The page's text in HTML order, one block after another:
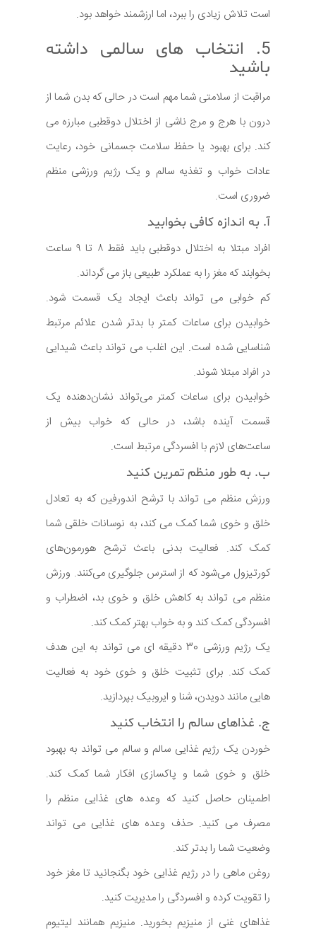
است تلاش زیادی را ببرد، اما ارزشمند خواهد بود.
5. انتخاب های سالمی داشته
باشید
مراقبت از سلامتی شما مهم است در حالی که بدن شما از
درون با هرج و مرج ناشی از اختلال دوقطبی مبارزه می
کند. برای بهبود یا حفظ سلامت جسمانی خود، رعایت
عادات خواب و تغذیه سالم و یک رژیم ورزشی منظم
ضروری است.
آ. به اندازه کافی بخوابید
افراد مبتلا به اختلال دوقطبی باید فقط ۸ تا ۹ ساعت
بخوابند که مغز را به عملکرد طبیعی باز می ‌گرداند.
کم خوابی می تواند باعث ایجاد یک قسمت شود.
خوابیدن برای ساعات کمتر با بدتر شدن علائم مرتبط
شناسایی شده است. این اغلب می تواند باعث شیدایی
در افراد مبتلا شوند.
خوابیدن برای ساعات کمتر می‌تواند نشان‌دهنده یک
قسمت آینده باشد، در حالی که خواب بیش از
ساعت‌های لازم با افسردگی مرتبط است.
ب. به طور منظم تمرین کنید
ورزش منظم می تواند با ترشح اندورفین که به تعادل
خلق و خوی شما کمک می کند، به نوسانات خلقی شما
کمک کند. فعالیت بدنی باعث ترشح هورمون‌های
کورتیزول می‌شود که از استرس جلوگیری می‌کنند. ورزش
منظم می تواند به کاهش خلق و خوی بد، اضطراب و
افسردگی کمک کند و به خواب بهتر کمک کند.
یک رژیم ورزشی 30 دقیقه ای می تواند به این هدف
کمک کند. برای تثبیت خلق و خوی خود به فعالیت
هایی مانند دویدن، شنا و ایروبیک بپردازید.
ج. غذاهای سالم را انتخاب کنید
خوردن یک رژیم غذایی سالم و سالم می تواند به بهبود
خلق و خوی شما و پاکسازی افکار شما کمک کند.
اطمینان حاصل کنید که وعده های غذایی منظم را
مصرف می کنید. حذف وعده های غذایی می تواند
وضعیت شما را بدتر کند.
روغن ماهی را در رژیم غذایی خود بگنجانید تا مغز خود
را تقویت کرده و افسردگی را مدیریت کنید.
غذاهای غنی از منیزیم بخورید. منیزیم همانند لیتیوم